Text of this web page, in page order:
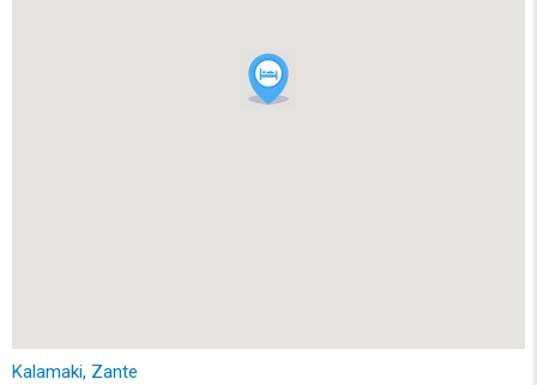
Kalamaki, Zante